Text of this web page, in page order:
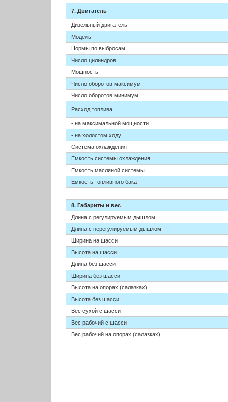
7. Двигатель
Дизельный двигатель
Модель
Нормы по выбросам
Число цилиндров
Мощность
Число оборотов максимум
Число оборотов минимум
Расход топлива
- на максимальной мощности
- на холостом ходу
Система охлаждения
Емкость системы охлаждения
Емкость масляной системы
Емкость топливного бака
8. Габариты и вес
Длина с регулируемым дышлом
Длина с нерегулируемым дышлом
Ширина на шасси
Высота на шасси
Длина без шасси
Ширина без шасси
Высота на опорах (салазках)
Высота без шасси
Вес сухой с шасси
Вес рабочий с шасси
Вес рабочий на опорах (салазках)